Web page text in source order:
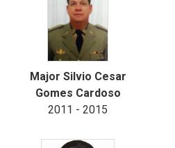
Major Silvio Cesar
Gomes Cardoso
2011 - 2015